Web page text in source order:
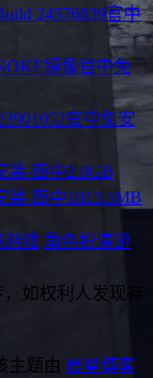
24576839官中
镜像官中免
官中免安
装-简中2.0GB
装-简中1013.5MB
游戏 角色扮演游
如权利人发现存
主题由 晨星博客